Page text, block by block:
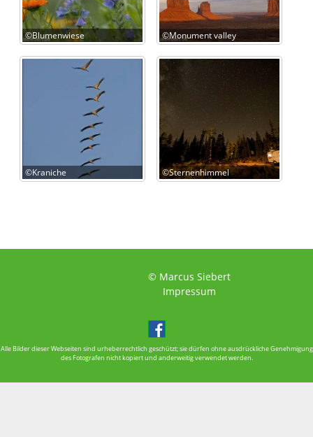
©Blumenwiese ©Monument valley
©Kraniche ©Sternenhimmel
© Marcus Siebert
Impressum
Alle Bilder dieser Webseiten sind urheberrechtlich geschützt; sie dürfen ohne ausdrückliche Genehmigung
des Fotografen nicht kopiert und anderweitig verwendet werden.